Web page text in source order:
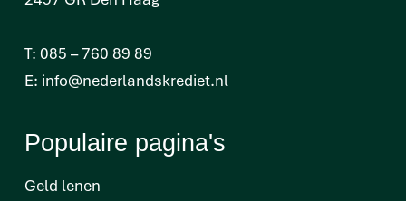
T: 085 – 760 89 89
E: info@nederlandskrediet.nl
Populaire pagina's
Geld lenen